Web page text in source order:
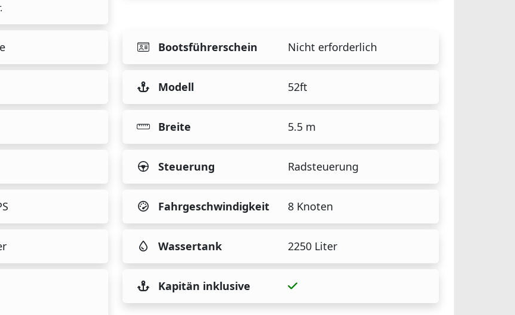
Bootsführerschein Nicht erforderlich
Modell 52ft
Breite 5.5 m
Steuerung Radsteuerung
Fahrgeschwindigkeit 8 Knoten
Wassertank 2250 Liter
Kapitän inklusive